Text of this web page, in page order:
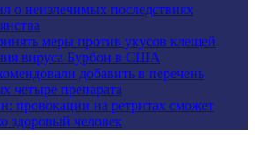
о неизлечимых последствиях
меры против укусов клещей
вируса Бурбон в США
добавить в перечень
четыре препарата
провокации на ретритах сможет
здоровый человек